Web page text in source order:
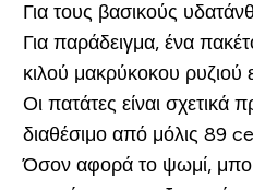
Για τους βασικούς
Για παράδειγμα, ένα
κιλού μακρύκοκου ρυζιού
Οι πατάτες είναι σχετικά
διαθέσιμο από μόλις 89
Όσον αφορά το ψωμί,